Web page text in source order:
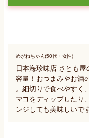
めがねちゃん(50代・女性)
日本海珍味店 さとも
容量！おつまみやお酒
。細切りで食べやすく
マヨをディップしたり
ンジしても美味しいで